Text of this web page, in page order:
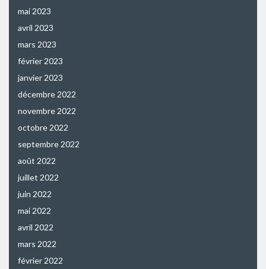
mai 2023
avril 2023
mars 2023
février 2023
janvier 2023
décembre 2022
novembre 2022
octobre 2022
septembre 2022
août 2022
juillet 2022
juin 2022
mai 2022
avril 2022
mars 2022
février 2022